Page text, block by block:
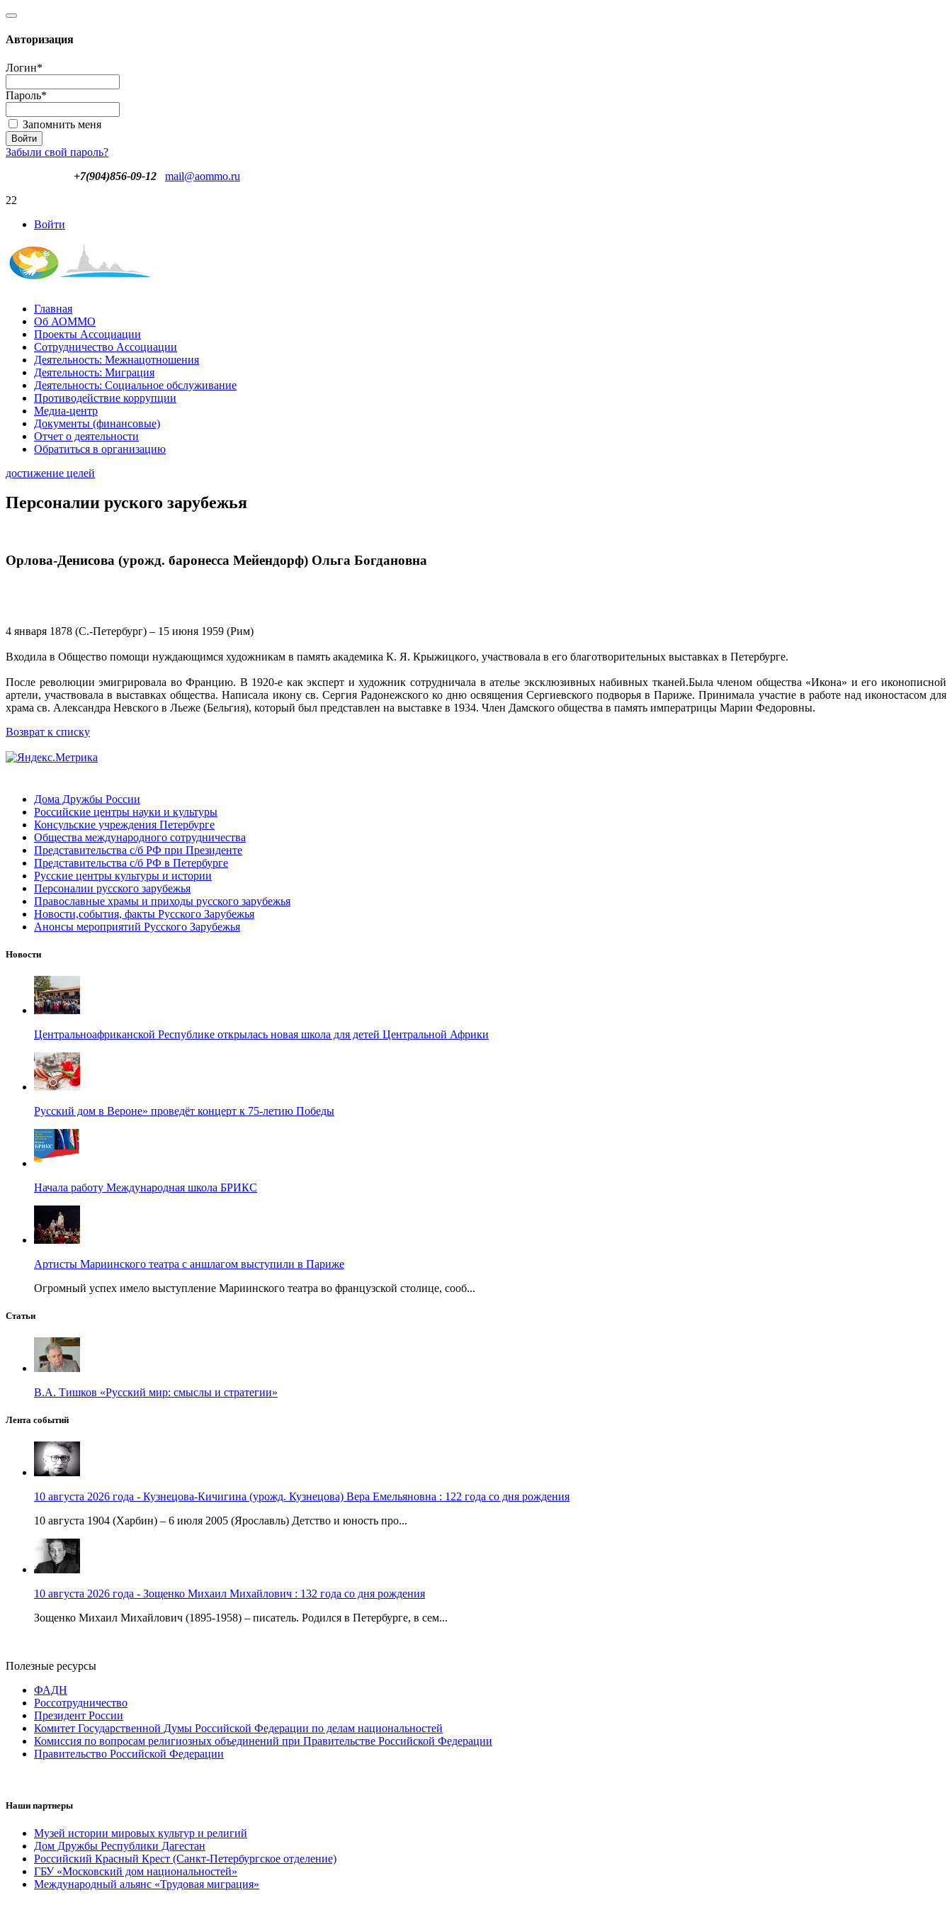
Авторизация
Логин*
Пароль*
Запомнить меня
Забыли свой пароль?
+7(904)856-09-12
mail@aommo.ru
22
Войти
Главная
Об АОММО
Проекты Ассоциации
Сотрудничество Ассоциации
Деятельность: Межнацотношения
Деятельность: Миграция
Деятельность: Социальное обслуживание
Противодействие коррупции
Медиа-центр
Документы (финансовые)
Отчет о деятельности
Обратиться в организацию
достижение целей
Персоналии руского зарубежья
Орлова-Денисова (урожд. баронесса Мейендорф) Ольга Богдановна
4 января 1878 (С.-Петербург) – 15 июня 1959 (Рим)
Входила в Общество помощи нуждающимся художникам в память академика К. Я. Крыжицкого, участвовала в его благотворительных выставках в Петербурге.
После революции эмигрировала во Францию. В 1920-е как эксперт и художник сотрудничала в ателье эксклюзивных набивных тканей.Была членом общества «Икона» и его иконописной
артели, участвовала в выставках общества. Написала икону св. Сергия Радонежского ко дню освящения Сергиевского подворья в Париже. Принимала участие в работе над иконостасом для
храма св. Александра Невского в Льеже (Бельгия), который был представлен на выставке в 1934. Член Дамского общества в память императрицы Марии Федоровны.
Возврат к списку
Дома Дружбы России
Российские центры науки и культуры
Консульские учреждения Петербурге
Общества международного сотрудничества
Представительства с/б РФ при Президенте
Представительства с/б РФ в Петербурге
Русские центры культуры и истории
Персоналии русского зарубежья
Православные храмы и приходы русского зарубежья
Новости,события, факты Русского Зарубежья
Анонсы мероприятий Русского Зарубежья
Новости
Центральноафриканской Республике открылась новая школа для детей Центральной Африки
Русский дом в Вероне» проведёт концерт к 75-летию Победы
Начала работу Международная школа БРИКС
Артисты Мариинского театра с аншлагом выступили в Париже
Огромный успех имело выступление Мариинского театра во французской столице, сооб...
Статьи
В.А. Тишков «Русский мир: смыслы и стратегии»
Лента событий
10 августа 2026 года - Кузнецова-Кичигина (урожд. Кузнецова) Вера Емельяновна : 122 года со дня рождения
10 августа 1904 (Харбин) – 6 июля 2005 (Ярославль) Детство и юность про...
10 августа 2026 года - Зощенко Михаил Михайлович : 132 года со дня рождения
Зощенко Михаил Михайлович (1895-1958) – писатель. Родился в Петербурге, в сем...
Полезные ресурсы
ФАДН
Россотрудничество
Президент России
Комитет Государственной Думы Российской Федерации по делам национальностей
Комиссия по вопросам религиозных объединений при Правительстве Российской Федерации
Правительство Российской Федерации
Наши партнеры
Музей истории мировых культур и религий
Дом Дружбы Республики Дагестан
Российский Красный Крест (Санкт-Петербургское отделение)
ГБУ «Московский дом национальностей»
Международный альянс «Трудовая миграция»